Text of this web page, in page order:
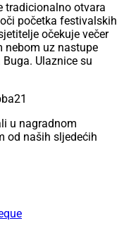
tradicionalno otvara
početka festivalskih
očekuje večer
nebom uz nastupe
Buga. Ulaznice su
u nagradnom
od naših sljedećih